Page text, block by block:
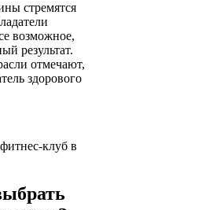
стремятся
возможное,
результат.
отмечают,
здорового